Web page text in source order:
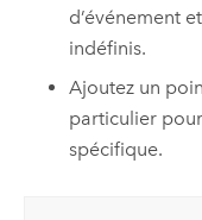
d’événement
indéfinis.
Ajoutez un
particulier
spécifique.